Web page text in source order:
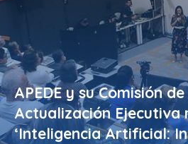
APEDE y su Comisión
Actualización Ejecutiva
‘Inteligencia Artificial: